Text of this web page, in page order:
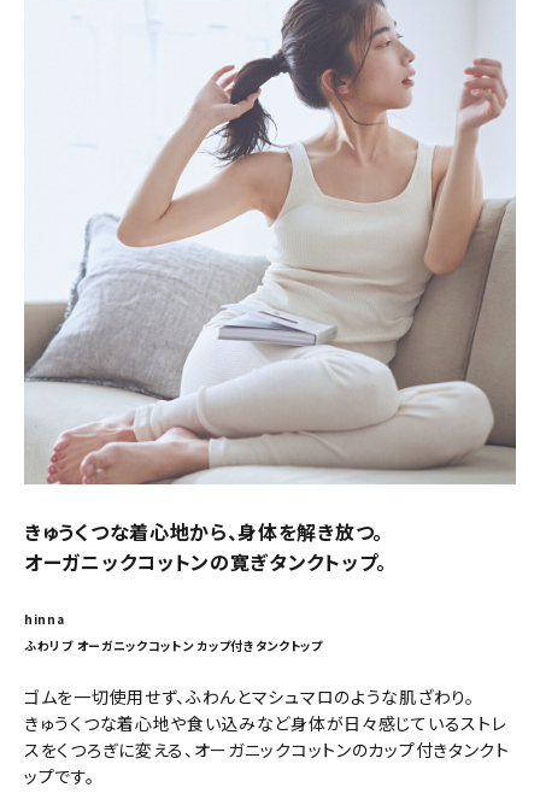
きゅうくつな着心地から、身体を解き放つ。
オーガニックコットンの寛ぎタンクトップ。
hinna
ふわリブ オーガニックコットン カップ付きタンクトップ
ゴムを一切使用せず、ふわんとマシュマロのような肌ざわり。
きゅうくつな着心地や食い込みなど身体が日々感じているストレ
スをくつろぎに変える、オーガニックコットンのカップ付きタンクト
ップです。